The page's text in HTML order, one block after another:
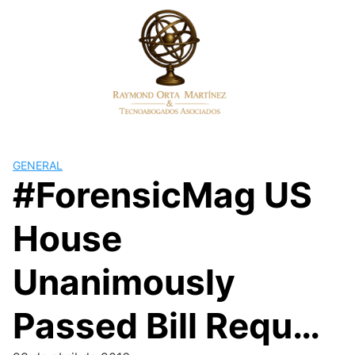
GENERAL
#ForensicMag US
House
Unanimously
Passed Bill Requ…